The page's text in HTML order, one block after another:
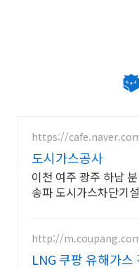
https://
도시가스공사
이천 여주 광주 하남
송파 도시가스차단기
http://
LNG 쿠팡 유해가스